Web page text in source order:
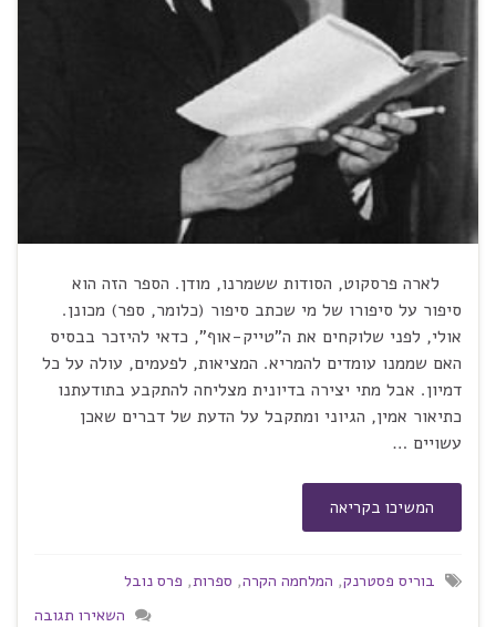
לארה פרסקוט, הסודות ששמרנו, מודן. הספר הזה הוא
סיפור על סיפורו של מי שכתב סיפור (כלומר, ספר) מכונן.
אולי, לפני שלוקחים את ה"טייק-אוף", כדאי להיזכר בבסיס
האם שממנו עומדים להמריא. המציאות, לפעמים, עולה על כל
דמיון. אבל מתי יצירה בדיונית מצליחה להתקבע בתודעתנו
כתיאור אמין, הגיוני ומתקבל על הדעת של דברים שאכן
עשויים …
המשיכו בקריאה
בוריס פסטרנק, המלחמה הקרה, ספרות, פרס נובל
השאירו תגובה